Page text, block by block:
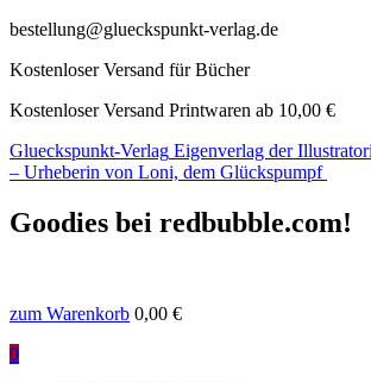
bestellung@glueckspunkt-verlag.de
Kostenloser Versand für Bücher
Kostenloser Versand Printwaren ab 10,00 €
Glueckspunkt-Verlag Eigenverlag der
– Urheberin von Loni, dem Glückspumpf
Goodies bei redbubble.com!
zum Warenkorb 0,00 €
0